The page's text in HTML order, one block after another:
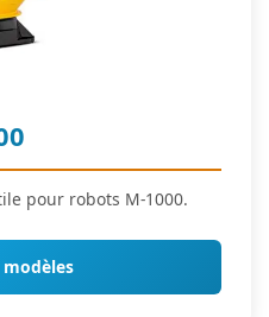
pour robots M-1000.